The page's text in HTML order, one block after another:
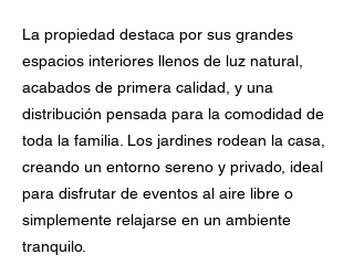
La propiedad destaca por sus grandes
espacios interiores llenos de luz natural,
acabados de primera calidad, y una
distribución pensada para la comodidad de
toda la familia. Los jardines rodean la casa,
creando un entorno sereno y privado, ideal
para disfrutar de eventos al aire libre o
simplemente relajarse en un ambiente
tranquilo.